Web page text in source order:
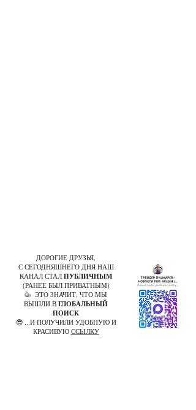
ДОРОГИЕ ДРУЗЬЯ,
С СЕГОДНЯШНЕГО ДНЯ НАШ
КАНАЛ СТАЛ ПУБЛИЧНЫМ
(РАНЕЕ БЫЛ ПРИВАТНЫМ)
🥳 ЭТО ЗНАЧИТ, ЧТО МЫ
ВЫШЛИ В ГЛОБАЛЬНЫЙ
ПОИСК
😎 ...И ПОЛУЧИЛИ УДОБНУЮ И
КРАСИВУЮ ССЫЛКУ